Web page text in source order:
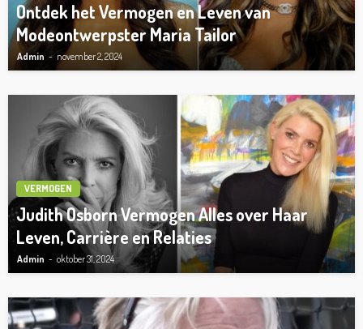
Ontdek het Vermogen en Leven van
Modeontwerpster Maria Tailor
Admin november 2, 2024
VERMOGEN
Judith Osborn Vermogen Alles over Haar
Leven, Carrière en Relaties
Admin oktober 31, 2024